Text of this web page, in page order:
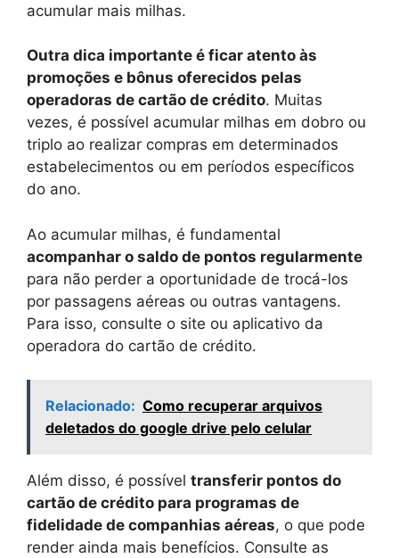
acumular mais milhas.
Outra dica importante é ficar atento às
promoções e bônus oferecidos pelas
operadoras de cartão de crédito. Muitas
vezes, é possível acumular milhas em dobro ou
triplo ao realizar compras em determinados
estabelecimentos ou em períodos específicos
do ano.
Ao acumular milhas, é fundamental
acompanhar o saldo de pontos regularmente
para não perder a oportunidade de trocá-los
por passagens aéreas ou outras vantagens.
Para isso, consulte o site ou aplicativo da
operadora do cartão de crédito.
Relacionado: Como recuperar arquivos
deletados do google drive pelo celular
Além disso, é possível transferir pontos do
cartão de crédito para programas de
fidelidade de companhias aéreas, o que pode
render ainda mais benefícios. Consulte as